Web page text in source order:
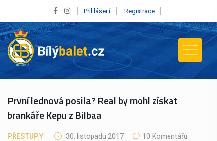
Přihlášení Registrace
První lednová posila? Real by mohl získat
brankáře Kepu z Bilbaa
PŘESTUPY 30. listopadu 2017
10 Komentářů